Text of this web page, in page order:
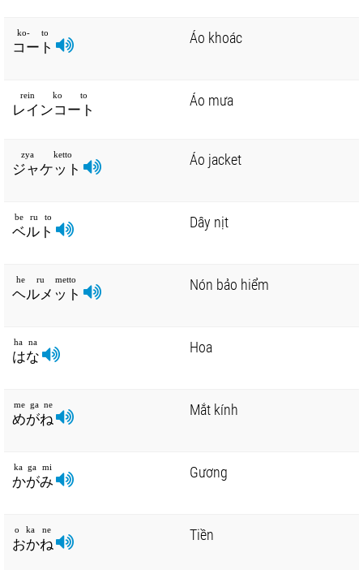
コート
ko- to Áo khoác
レインコート
rein ko to Áo mưa
ジャケット
zya ketto Áo jacket
ベルト
be ru to Dây nịt
ヘルメット
he ru metto Nón bảo hiểm
はな
ha na Hoa
めがね
me ga ne Mắt kính
かがみ
ka ga mi Gương
おかね
o ka ne Tiền